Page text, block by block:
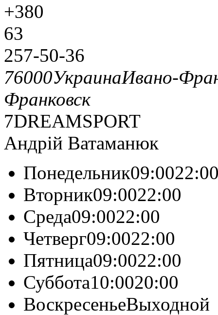
+380
63
257-50-36
76000УкраинаИвано-
Франковск
7DREAMSPORT
Андрій Ватаманюк
Вторник09:0022:00
Среда09:0022:00
Четверг09:0022:00
Пятница09:0022:00
Суббота10:0020:00
ВоскресеньеВыходной